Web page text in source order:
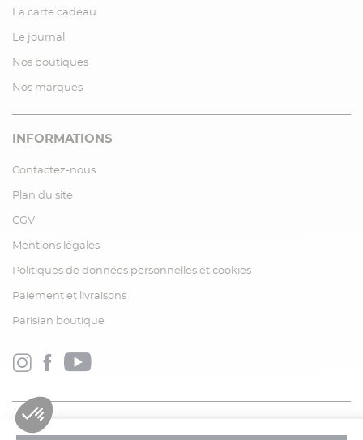
La carte cadeau
Le journal
Nos boutiques
Nos marques
INFORMATIONS
Contactez-nous
Plan du site
CGV
Mentions légales
Politiques de données personnelles et cookies
Paiement et livraisons
Parisian boutique